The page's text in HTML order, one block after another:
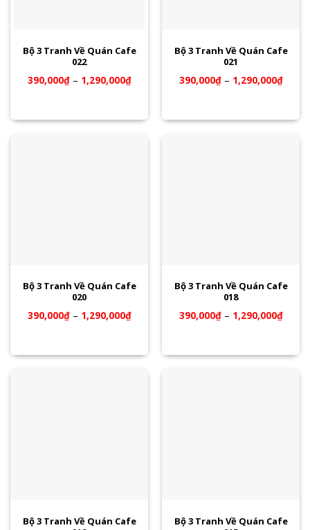
Bộ 3 Tranh Về Quán Cafe
022
390,000₫– 1,290,000₫
Bộ 3 Tranh Về Quán Cafe
021
390,000₫– 1,290,000₫
Bộ 3 Tranh Về Quán Cafe
020
390,000₫– 1,290,000₫
Bộ 3 Tranh Về Quán Cafe
018
390,000₫– 1,290,000₫
Bộ 3 Tranh Về Quán Cafe
Bộ 3 Tranh Về Quán Cafe